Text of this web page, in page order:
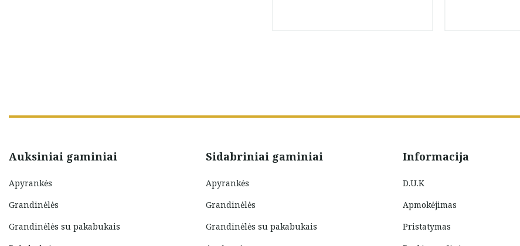
Auksiniai gaminiai
Apyrankės
Grandinėlės
Grandinėlės su pakabukais
Sidabriniai gaminiai
Apyrankės
Grandinėlės
Grandinėlės su pakabukais
Informacija
D.U.K
Apmokėjimas
Pristatymas